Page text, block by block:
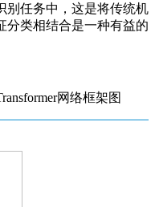
别任务中，这是将传统机
分类相结合是一种有益的
网络框架图